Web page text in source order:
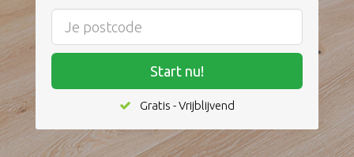
Start nu!
Gratis - Vrijblijvend